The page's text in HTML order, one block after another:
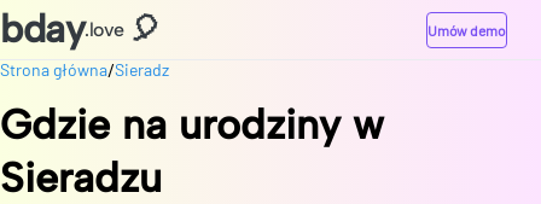
bday.love 🎈 Umów demo
Strona główna/Sieradz
Gdzie na urodziny w
Sieradzu